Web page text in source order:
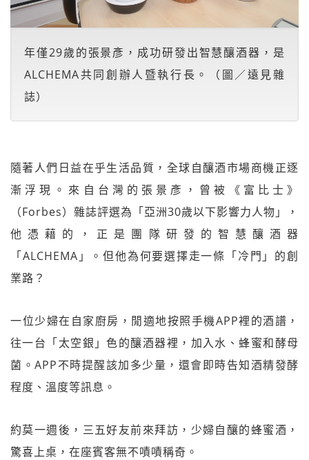
年僅29歲的張景彥，成功研發出智慧釀酒器，是
ALCHEMA共同創辦人暨執行長。（圖／遠見雜
誌）
隨著人們日益在乎生活品質，全球自釀酒市場商機正逐
漸浮現。來自台灣的張景彥，曾被《富比士》
（Forbes）雜誌評選為「亞洲30歲以下影響力人物」，
他憑藉的，正是團隊研發的智慧釀酒器
「ALCHEMA」。但他為何要選擇走一條「冷門」的創
業路？
一位少婦在自家廚房，閒適地按照手機APP裡的酒譜，
往一台「太空銀」色的釀酒器裡，加入水、蜂蜜和酵母
菌。APP不時提醒該加多少量，還會即時告知酒精發酵
程度、溫度等訊息。
約莫一週後，三五好友前來拜訪，少婦自釀的蜂蜜酒，
驚喜上桌，在座賓客無不嘖嘖稱奇。